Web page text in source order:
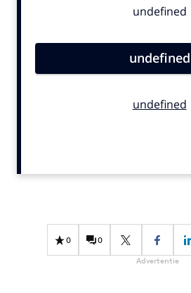
Contentmarketing
Effectiviteit
Gedragsverandering
0 0
Advertentie